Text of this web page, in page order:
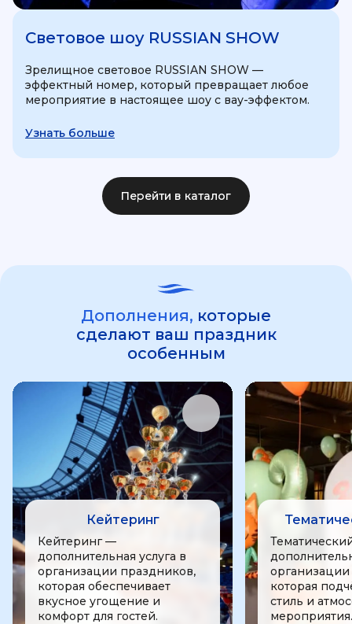
Световое шоу RUSSIAN SHOW
Зрелищное световое RUSSIAN SHOW —
эффектный номер, который превращает любое
мероприятие в настоящее шоу с вау-эффектом.
Узнать больше
Перейти в каталог
Дополнения, которые
сделают ваш праздник
особенным
Кейтеринг
Кейтеринг —
дополнительная услуга в
организации праздников,
которая обеспечивает
вкусное угощение и
комфорт для гостей.
которая
стиль и
мероприятия.